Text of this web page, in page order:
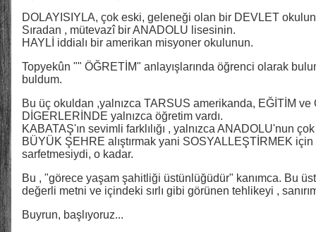
DOLAYISIYLA, çok eski, geleneği olan bir DEVLET
Sıradan , mütevazî bir ANADOLU lisesinin.
HAYLİ iddialı bir amerikan misyoner okulunun.
Topyekûn "" ÖĞRETİM" anlayışlarında öğrenci olarak
buldum.
Bu üç okuldan ,yalnızca TARSUS amerikanda, EĞİTİM ve
DİGERLERİNDE yalnızca öğretim vardı.
KABATAŞ'ın sevimli farklılığı , yalnızca ANADOLU'nun
BÜYÜK ŞEHRE alıştırmak yani SOSYALLEŞTİRMEK
sarfetmesiydi, o kadar.
Bu , "görece yaşam şahitliği üstünlüğüdür" kanımca. Bu
değerli metni ve içindeki sırlı gibi görünen tehlikeyi ,
Buyrun, başlıyoruz...